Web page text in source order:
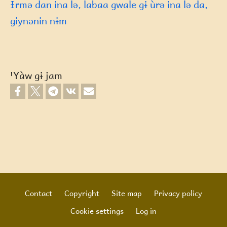
Ɨrmə dan ina lə, labaa gwale gɨ ùrə ina lə da,
giynənin nɨm
ꞌYàw gɨ jam
Footer
Contact Copyright Site map
Privacy policy
Cookie settings
Log in